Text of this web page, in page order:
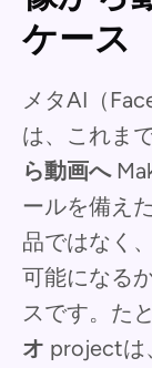
ケース
メタAI（
は、これま
ら動画へ
ールを備え
品ではなく
可能になる
スです。た
オ projectは